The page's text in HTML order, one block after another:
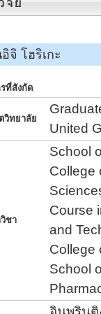
โฮริเกะ
ที่สังกัด
ทยาลัย
United
ชา
School
College
Course
and
College
School